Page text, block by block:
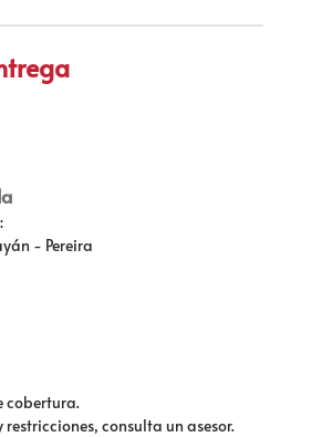
- Pereira
cobertura.
consulta un asesor.